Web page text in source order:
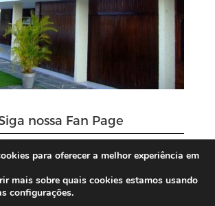
nossa Fan Page
para oferecer a melhor experiência em
mais sobre quais cookies estamos usando
configurações.